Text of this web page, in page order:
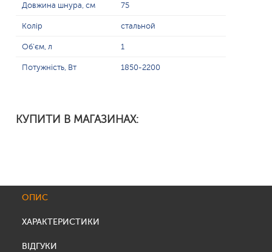
Довжина шнура, см 75
Колір стальной
Об'єм, л 1
Потужність, Вт 1850-2200
КУПИТИ В МАГАЗИНАХ:
ОПИС
ХАРАКТЕРИСТИКИ
ВІДГУКИ